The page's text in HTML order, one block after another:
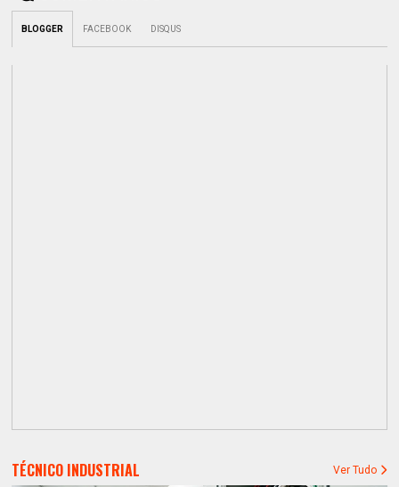
BLOGGER FACEBOOK DISQUS
TÉCNICO INDUSTRIAL Ver Tudo